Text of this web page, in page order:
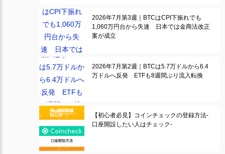
2026年7月第3週｜BTCはCPI下振れでも
1,060万円台から失速 日本では金商法改正
案が成立
2026年7月第2週｜BTCは5.7万ドルから6.4
万ドルへ反発 ETFも8週間ぶり流入転換
【初心者必見】コインチェックの登録方法-
口座開設したい人はチェック-